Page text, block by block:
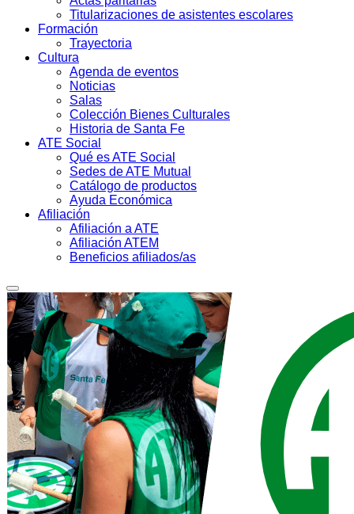
Titularizaciones de asistentes escolares
Formación
Trayectoria
Cultura
Agenda de eventos
Noticias
Salas
Colección Bienes Culturales
Historia de Santa Fe
ATE Social
Qué es ATE Social
Sedes de ATE Mutual
Catálogo de productos
Ayuda Económica
Afiliación
Afiliación a ATE
Afiliación ATEM
Beneficios afiliados/as